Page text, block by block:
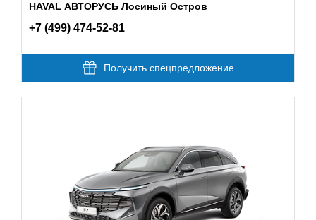
HAVAL АВТОРУСЬ Лосиный Остров
+7 (499) 474-52-81
Получить спецпредложение